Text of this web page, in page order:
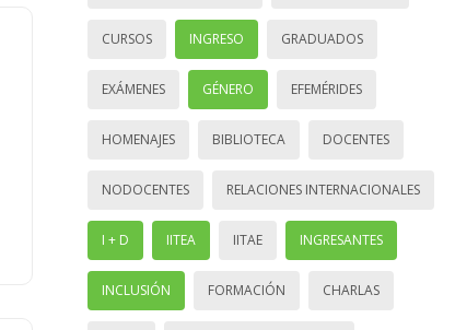
CURSOS INGRESO GRADUADOS
EXÁMENES GÉNERO EFEMÉRIDES
HOMENAJES BIBLIOTECA DOCENTES
NODOCENTES RELACIONES INTERNACIONALES
I + D IITEA IITAE INGRESANTES
INCLUSIÓN FORMACIÓN CHARLAS